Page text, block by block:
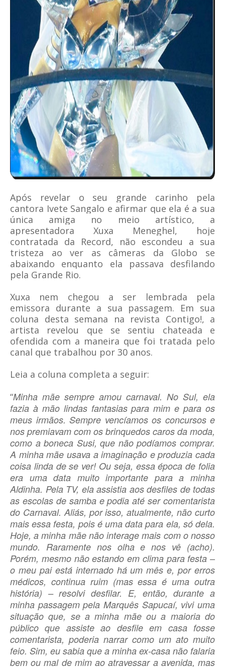
Após revelar o seu grande carinho pela
cantora Ivete Sangalo e afirmar que ela é a sua
única amiga no meio artístico, a
apresentadora Xuxa Meneghel, hoje
contratada da Record, não escondeu a sua
tristeza ao ver as câmeras da Globo se
abaixando enquanto ela passava desfilando
pela Grande Rio.
Xuxa nem chegou a ser lembrada pela
emissora durante a sua passagem. Em sua
coluna desta semana na revista Contigo!, a
artista revelou que se sentiu chateada e
ofendida com a maneira que foi tratada pelo
canal que trabalhou por 30 anos.
Leia a coluna completa a seguir:
“Minha mãe sempre amou carnaval. No Sul, ela
fazia à mão lindas fantasias para mim e para os
meus irmãos. Sempre vencíamos os concursos e
nos premiavam com os brinquedos caros da moda,
como a boneca Susi, que não podíamos comprar.
A minha mãe usava a imaginação e produzia cada
coisa linda de se ver! Ou seja, essa época de folia
era uma data muito importante para a minha
Aldinha. Pela TV, ela assistia aos desfiles de todas
as escolas de samba e podia até ser comentarista
do Carnaval. Aliás, por isso, atualmente, não curto
mais essa festa, pois é uma data para ela, só dela.
Hoje, a minha mãe não interage mais com o nosso
mundo. Raramente nos olha e nos vê (acho).
Porém, mesmo não estando em clima para festa –
o meu pai está internado há um mês e, por erros
médicos, continua ruim (mas essa é uma outra
história) – resolvi desfilar. E, então, durante a
minha passagem pela Marquês Sapucaí, vivi uma
situação que, se a minha mãe ou a maioria do
público que assiste ao desfile em casa fosse
comentarista, poderia narrar como um ato muito
feio. Sim, eu sabia que a minha ex-casa não falaria
bem ou mal de mim ao atravessar a avenida, mas